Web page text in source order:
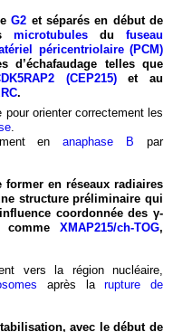
G2 et séparés en début de
microtubules du fuseau
péricentriolaire (PCM)
d’échafaudage telles que
(CEP215)et au
.
orienter correctement les
.
enanaphase B par
en réseaux radiaires
structure préliminaire qui
coordonnée des γ-
comme XMAP215/ch-TOG,
vers la région nucléaire,
après larupture de
avec le début de